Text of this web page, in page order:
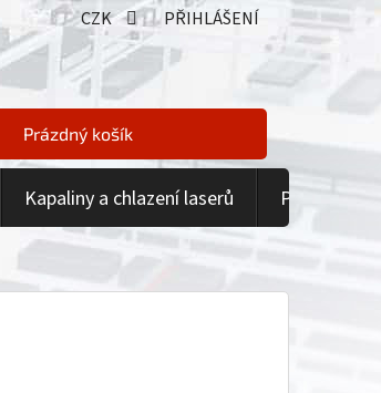
CZK PŘIHLÁŠENÍ
NÁKUPNÍ
KOŠÍK
Prázdný košík
Kapaliny a chlazení laserů